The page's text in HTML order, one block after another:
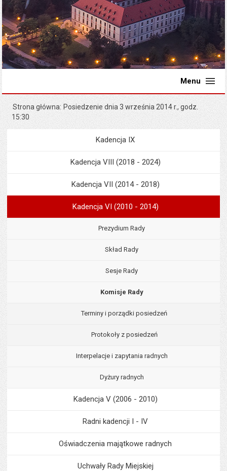
Menu
Strona główna Posiedzenie dnia 3 września 2014 r., godz.
15:30
Menu
Kadencja IX
Kadencja VIII (2018 - 2024)
Kadencja VII (2014 - 2018)
Kadencja VI (2010 - 2014)
Prezydium Rady
Skład Rady
Sesje Rady
Komisje Rady
Terminy i porządki posiedzeń
Protokoły z posiedzeń
Interpelacje i zapytania radnych
Dyżury radnych
Kadencja V (2006 - 2010)
Radni kadencji I - IV
Oświadczenia majątkowe radnych
Uchwały Rady Miejskiej